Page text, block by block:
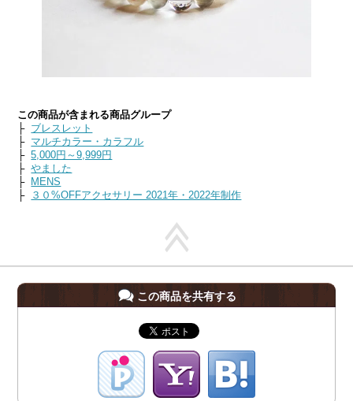
この商品が含まれる商品グループ
├ ブレスレット
├ マルチカラー・カラフル
├5,000円～9,999円
├やました
├
MENS
├
３０%OFFアクセサリー 2021年・2022年制作
この商品を共有する